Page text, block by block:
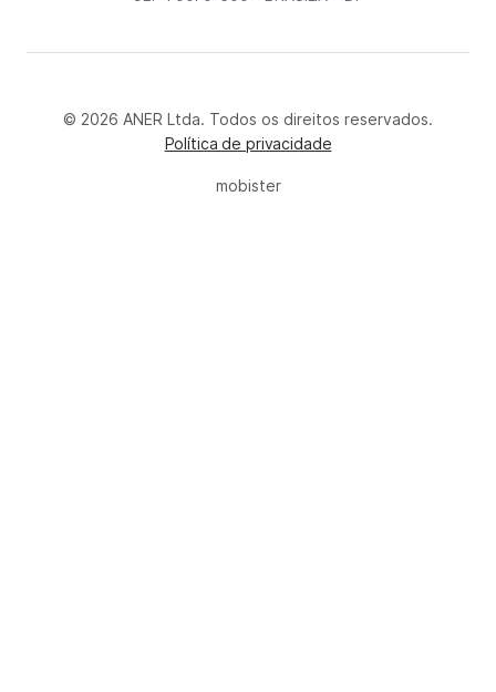
© 2026 ANER Ltda. Todos os direitos reservados.
Política de privacidade
mobister